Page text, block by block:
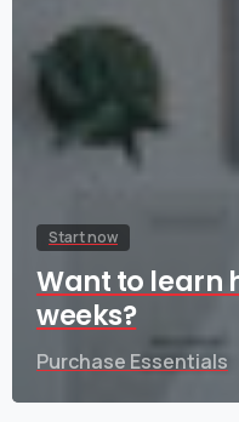
Start now
Want to learn
weeks?
Purchase Essentials